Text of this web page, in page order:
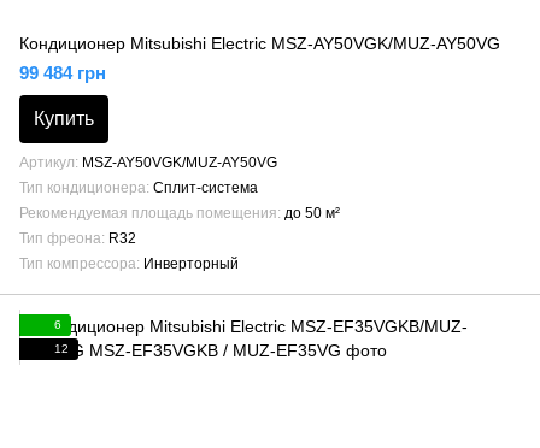
Кондиционер Mitsubishi Electric MSZ-AY50VGK/MUZ-AY50VG
99 484 грн
Купить
Артикул
MSZ-AY50VGK/MUZ-AY50VG
Тип кондиционера Сплит-система
Рекомендуемая площадь помещения до 50 м²
Тип фреона R32
Тип компрессора Инверторный
6
12